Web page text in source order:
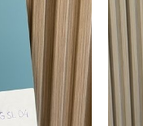
yêu
thích